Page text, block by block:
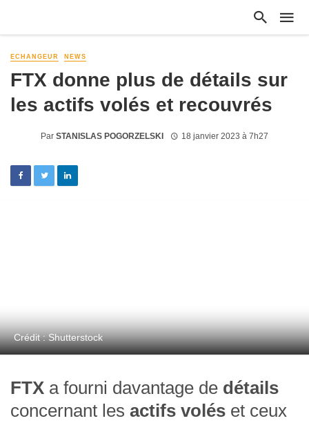
ECHANGEUR NEWS
FTX donne plus de détails sur
les actifs volés et recouvrés
Par STANISLAS POGORZELSKI 18 janvier 2023 à 7h27
Crédit : Shutterstock
FTX a fourni davantage de détails
concernant les actifs volés et ceux